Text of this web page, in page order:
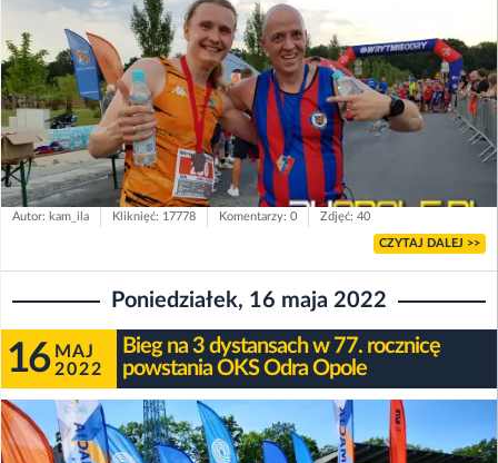
Autor: kam_ila Kliknięć: 17778 Komentarzy: 0 Zdjęć: 40
CZYTAJ DALEJ >>
Poniedziałek, 16 maja 2022
16 MAJ
2022
Bieg na 3 dystansach w 77. rocznicę
powstania OKS Odra Opole